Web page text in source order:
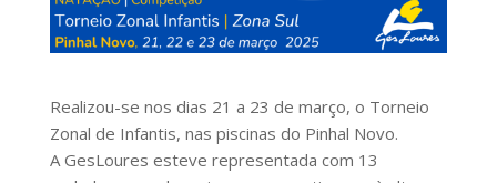
Realizou-se nos dias 21 a 23 de março, o Torneio
Zonal de Infantis, nas piscinas do Pinhal Novo.
A GesLoures esteve representada com 13